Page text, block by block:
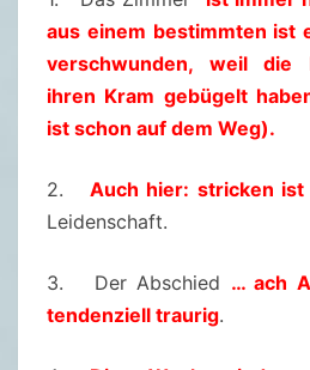
aus einem bestimmten ist
verschwunden, weil die
ihren Kram gebügelt
ist schon auf dem Weg).
2. Auch hier: stricken ist
Leidenschaft.
3. Der Abschied … ach
tendenziell traurig.